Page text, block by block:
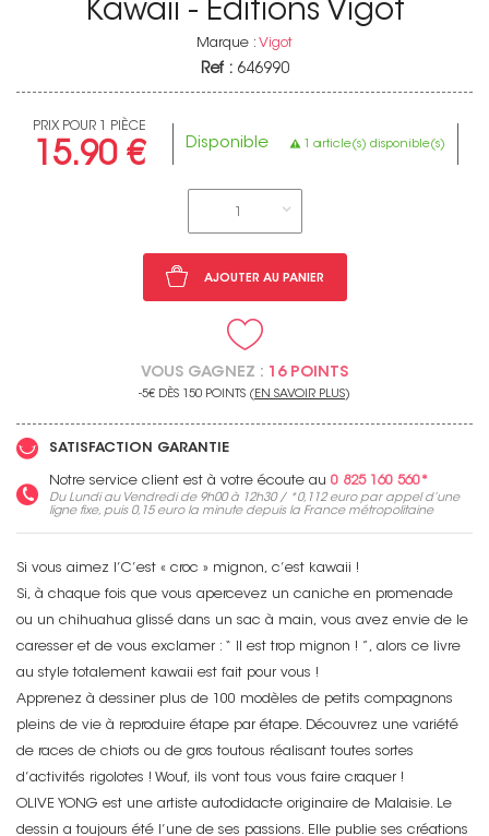
Kawaii - Éditions Vigot
Marque : Vigot
Ref : 646990
PRIX POUR 1 PIÈCE
15.90 € Disponible 1 article(s) disponible(s)
AJOUTER AU PANIER
VOUS GAGNEZ : 16 POINTS
-5€ DÈS 150 POINTS ( EN SAVOIR PLUS)
SATISFACTION GARANTIE
Notre service client est à votre écoute au 0 825 160 560*
Du Lundi au Vendredi de 9h00 à 12h30 / *0,112 europar appel d’une
ligne fixe, puis 0,15 eurola minute depuis la France métropolitaine
Si vous aimez l’C’est « croc » mignon, c’est kawaii !
Si, à chaque fois que vous apercevez un caniche en promenade
ou un chihuahua glissé dans un sac à main, vous avez envie de le
caresser et de vous exclamer : “ Il est trop mignon ! ”, alors ce livre
au style totalement kawaii est fait pour vous !
Apprenez à dessiner plus de 100 modèles de petits compagnons
pleins de vie à reproduire étape par étape. Découvrez une variété
de races de chiots ou de gros toutous réalisant toutes sortes
d’activités rigolotes ! Wouf, ils vont tous vous faire craquer !
OLIVE YONG est une artiste autodidacte originaire de Malaisie. Le
dessin a toujours été l’une de ses passions. Elle publie ses créations